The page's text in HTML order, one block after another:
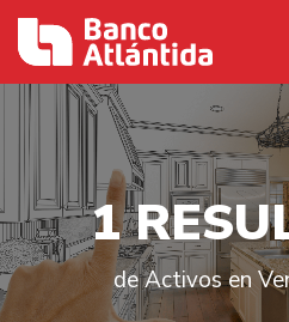
1 RESU
de Activos en